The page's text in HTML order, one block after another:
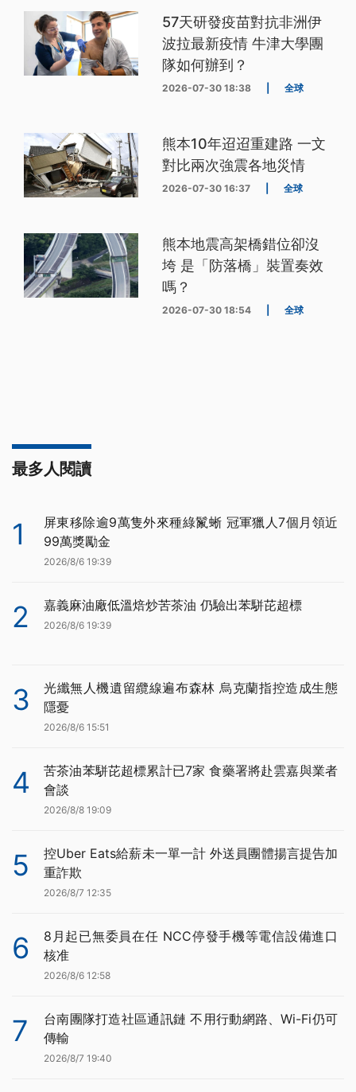
57天研發疫苗對抗非洲伊
波拉最新疫情 牛津大學團
隊如何辦到？
2026-07-30 18:38 全球
熊本10年迢迢重建路 一文
對比兩次強震各地災情
2026-07-30 16:37 全球
熊本地震高架橋錯位卻沒
垮 是「防落橋」裝置奏效
嗎？
2026-07-30 18:54 全球
最多人閱讀
1
屏東移除逾9萬隻外來種綠鬣蜥 冠軍獵人7個月領近
99萬獎勵金
2026/8/6 19:39
2 嘉義麻油廠低溫焙炒苦茶油 仍驗出苯駢芘超標
2026/8/6 19:39
3
光纖無人機遺留纜線遍布森林 烏克蘭指控造成生態
隱憂
2026/8/6 15:51
4
苦茶油苯駢芘超標累計已7家 食藥署將赴雲嘉與業者
會談
2026/8/8 19:09
5
控Uber Eats給薪未一單一計 外送員團體揚言提告加
重詐欺
2026/8/7 12:35
6
8月起已無委員在任 NCC停發手機等電信設備進口
核准
2026/8/6 12:58
7
台南團隊打造社區通訊鏈 不用行動網路、Wi-Fi仍可
傳輸
2026/8/7 19:40